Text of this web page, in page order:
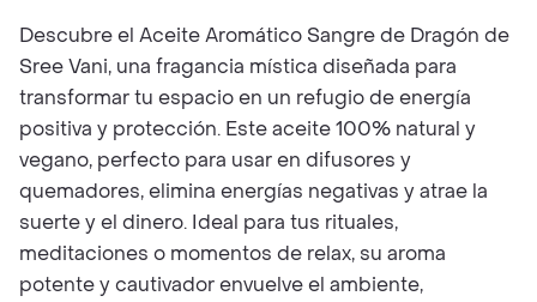
Descubre el Aceite Aromático Sangre de Dragón de
Sree Vani, una fragancia mística diseñada para
transformar tu espacio en un refugio de energía
positiva y protección. Este aceite 100% natural y
vegano, perfecto para usar en difusores y
quemadores, elimina energías negativas y atrae la
suerte y el dinero. Ideal para tus rituales,
meditaciones o momentos de relax, su aroma
potente y cautivador envuelve el ambiente,